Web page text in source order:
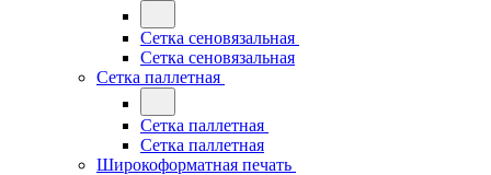
Сетка сеновязальная
Сетка сеновязальная
Сетка паллетная
Сетка паллетная
Сетка паллетная
Широкоформатная печать